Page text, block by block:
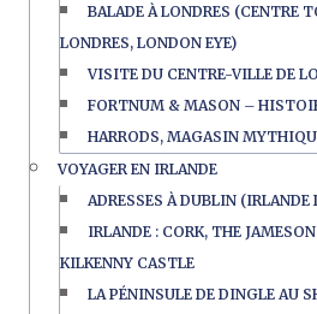
BALADE À LONDRES (CENTRE
LONDRES, LONDON EYE)
VISITE DU CENTRE-VILLE DE
FORTNUM & MASON –
HARRODS, MAGASIN
VOYAGER EN IRLANDE
ADRESSES À DUBLIN (IRLANDE
IRLANDE : CORK, THE
KILKENNY CASTLE
LA PÉNINSULE DE DINGLE AU